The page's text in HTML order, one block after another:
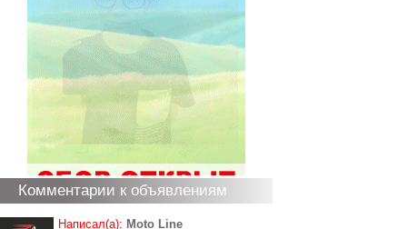
Комментарии к объявлениям
Написал(а): Moto Line